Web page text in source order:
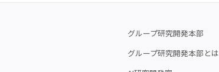
グループ研究開発本部
グループ研究開発本部とは